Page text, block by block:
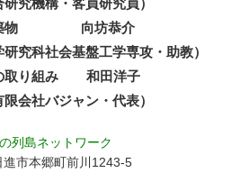
建築物 向坊恭介
研究科社会基盤工学専攻・助教）
取り組み 和田洋子
会社バジャン・代表）
列島ネットワーク
市本郷町前川1243-5